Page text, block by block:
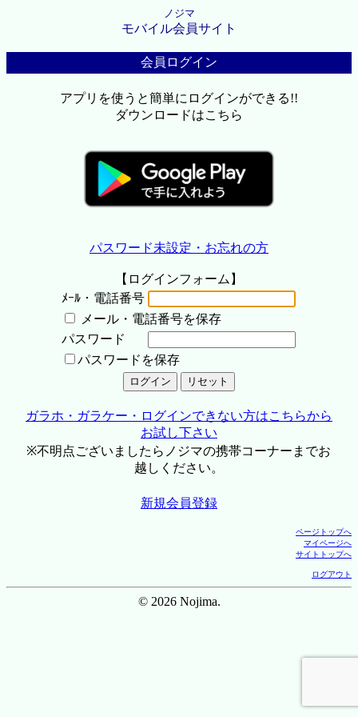
ノジマ
モバイル会員サイト
会員ログイン
アプリを使うと簡単にログインができる!!
ダウンロードはこちら
パスワード未設定・お忘れの方
【ログインフォーム】
ﾒｰﾙ・電話番号
メール・電話番号を保存
パスワード
パスワードを保存
ガラホ・ガラケー・ログインできない方はこちらから
お試し下さい
※不明点ございましたらノジマの携帯コーナーまでお
越しください。
新規会員登録
ページトップへ
マイページへ
サイトトップへ
ログアウト
© 2026 Nojima.